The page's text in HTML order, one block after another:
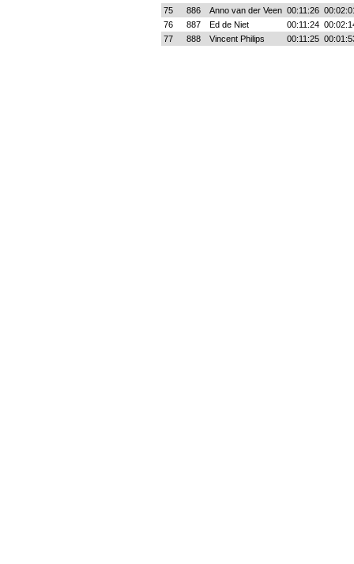
75
886 Anno van der Veen 00:11:26
76
887 Ed de Niet 00:11:24
77
888 Vincent Philips 00:11:25